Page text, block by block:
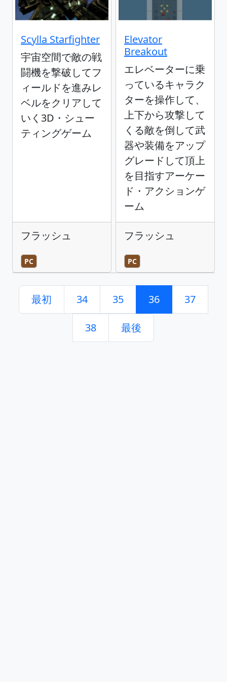
Scylla Starfighter
宇宙空間で敵の戦
闘機を撃破してフ
ィールドを進みレ
ベルをクリアして
いく3D・シュー
ティングゲーム
フラッシュ
PC
Elevator
Breakout
エレベーターに乗
っているキャラク
ターを操作して、
上下から攻撃して
くる敵を倒して武
器や装備をアップ
グレードして頂上
を目指すアーケー
ド・アクションゲ
ーム
フラッシュ
PC
最初 34 35 36 37
38 最後